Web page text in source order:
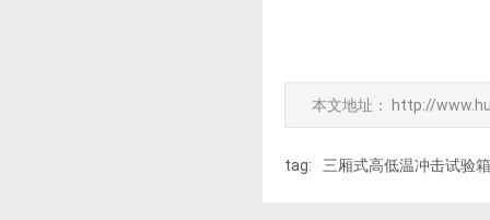
本文地址： http://
tag: 三厢式高低温冲击试验箱